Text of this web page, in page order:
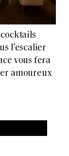
l’escalier
vous fera
amoureux